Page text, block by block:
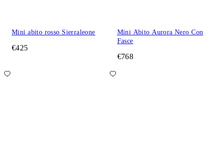
Mini abito rosso Sierraleone
€425
Mini Abito Aurora Nero Con
Fasce
€768